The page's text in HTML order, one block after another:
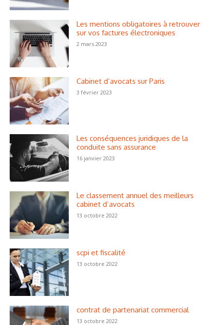
Les mentions obligatoires à retrouver
sur vos factures électroniques
2 mars 2023
Cabinet d’avocats sur Paris
3 février 2023
Les conséquences juridiques de la
conduite sans assurance
16 janvier 2023
Le classement annuel des meilleurs
cabinet d’avocats
13 octobre 2022
scpi et fiscalité
13 octobre 2022
contrat de partenariat commercial
13 octobre 2022